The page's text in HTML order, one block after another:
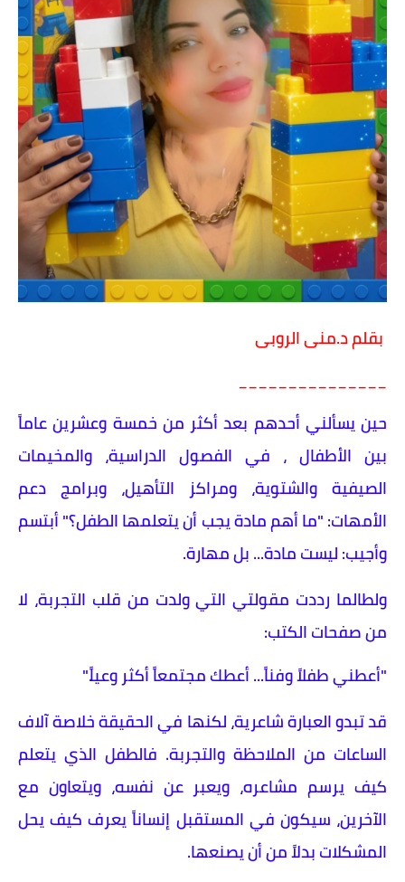
بقلم د.منى الروبى
_______________
حين يسألني أحدهم بعد أكثر من خمسة وعشرين عاماً
بين الأطفال ، في الفصول الدراسية، والمخيمات
الصيفية والشتوية، ومراكز التأهيل، وبرامج دعم
الأمهات: "ما أهم مادة يجب أن يتعلمها الطفل؟" أبتسم
وأجيب: ليست مادة... بل مهارة.
ولطالما رددت مقولتي التي ولدت من قلب التجربة، لا
من صفحات الكتب:
"أعطني طفلاً وفناً... أعطك مجتمعاً أكثر وعياً."
قد تبدو العبارة شاعرية، لكنها في الحقيقة خلاصة آلاف
الساعات من الملاحظة والتجربة. فالطفل الذي يتعلم
كيف يرسم مشاعره، ويعبر عن نفسه، ويتعاون مع
الآخرين، سيكون في المستقبل إنساناً يعرف كيف يحل
المشكلات بدلاً من أن يصنعها.